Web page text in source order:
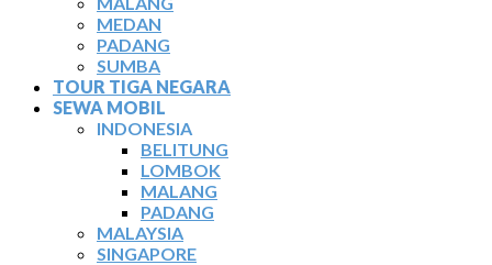
MEDAN
PADANG
SUMBA
TOUR TIGA NEGARA
SEWA MOBIL
INDONESIA
BELITUNG
LOMBOK
MALANG
PADANG
MALAYSIA
SINGAPORE